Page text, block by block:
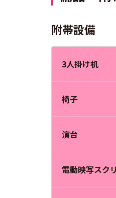
附帯設備
3人掛け机
椅子
演台
電動映写スク